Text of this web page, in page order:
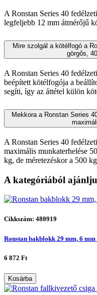
A Ronstan Series 40
legfeljebb 12 mm átmérőjű
Mire szolgál a kötélfogó a
görgős,
A Ronstan Series 40
beépített kötélfogója a
segíti, így az áttétel külön
Mekkora a Ronstan Series
A Ronstan Series 40
maximális munkaterhelése
kg, de méretezéskor a 500
A kategóriából
Cikkszám: 480919
Ronstan bakblokk 29 mm, 6 mm
6 872 Ft
Kosárba